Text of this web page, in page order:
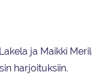
ja Maikki
harjoituksiin.